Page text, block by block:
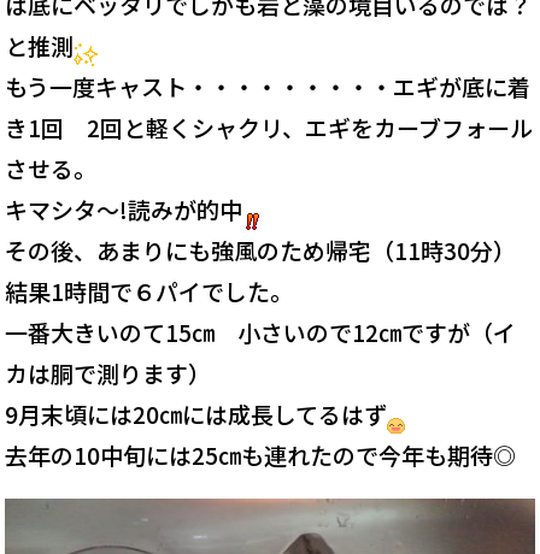
と推測
もう一度キャスト・・・・・・・・・エギが底に着
き1回 2回と軽くシャクリ、エギをカーブフォール
させる。
キマシタ～!読みが的中
その後、あまりにも強風のため帰宅（11時30分）
結果1時間で６パイでした。
一番大きいのて15㎝ 小さいので12㎝ですが（イ
カは胴で測ります）
9月末頃には20㎝には成長してるはず
去年の10中旬には25㎝も連れたので今年も期待◎